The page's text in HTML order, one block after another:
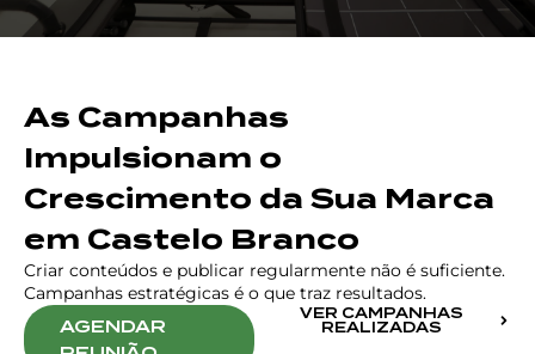
As Campanhas
Impulsionam o
Crescimento da Sua Marca
em Castelo Branco
Criar conteúdos e publicar regularmente não é suficiente.
Campanhas estratégicas é o que traz resultados.
AGENDAR
VER CAMPANHAS
REALIZADAS